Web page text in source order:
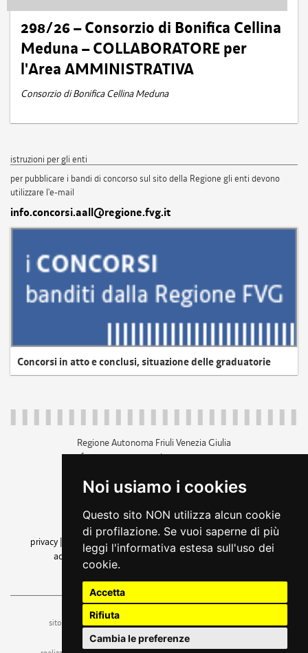
Noi usiamo i cookies
Questo sito NON utilizza alcun cookie
di profilazione. Se vuoi saperne di più
leggi l'informativa estesa sull'uso dei
cookie.
Accetta
Rifiuta
Cambia le preferenze
298/26 – Consorzio di Bonifica Cellina
Meduna – COLLABORATORE per
l'Area AMMINISTRATIVA
Consorzio di Bonifica Cellina Meduna
istruzioni per gli enti
per pubblicare i bandi di concorso sul sito della Regione gli enti devono
utilizzare l'e-mail
info.concorsi.aall@regione.fvg.it
Concorsi in atto e conclusi, situazione delle graduatorie
Regione Autonoma Friuli Venezia Giulia
c.f. 80014930327; p.iva 00526040324
+39 040 3771111
amministrazione trasparente
privacy
cookie |note legali accessibilità
dichiarazione di
accessibilità| feedback
cambio preferenze cookie
sito a cura dell'ufficio stampa e comunicazione